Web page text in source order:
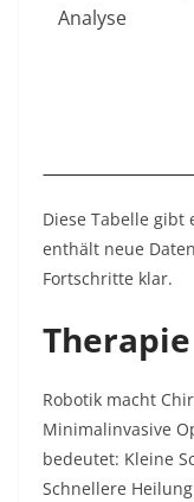
Analyse
Diese Tabelle gibt
enthält neue
Fortschritte klar.
Robotik macht
Minimalinvasive
bedeutet: Kleine
Schnellere